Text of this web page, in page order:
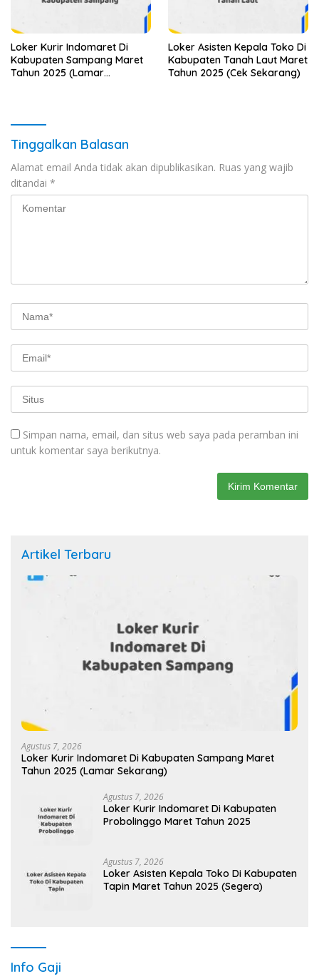
Loker Kurir Indomaret Di
Kabupaten Sampang Maret
Tahun 2025 (Lamar
Loker Asisten Kepala Toko Di
Kabupaten Tanah Laut Maret
Tahun 2025 (Cek Sekarang)
Tinggalkan Balasan
Alamat email Anda tidak akan dipublikasikan. Ruas yang wajib
ditandai *
Simpan nama, email, dan situs web saya pada peramban ini
untuk komentar saya berikutnya.
Artikel Terbaru
Agustus 7, 2026
Loker Kurir Indomaret Di Kabupaten Sampang Maret
Tahun 2025 (Lamar Sekarang)
Agustus 7, 2026
Loker Kurir Indomaret Di Kabupaten
Probolinggo Maret Tahun 2025
Agustus 7, 2026
Loker Asisten Kepala Toko Di Kabupaten
Tapin Maret Tahun 2025 (Segera)
Info Gaji